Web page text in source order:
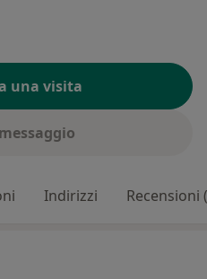
una visita
Indirizzi Recensioni